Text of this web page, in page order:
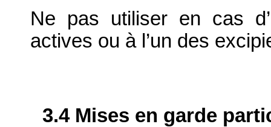
Ne pas utiliser en cas
actives ou à l’un des
3.4 Mises en garde